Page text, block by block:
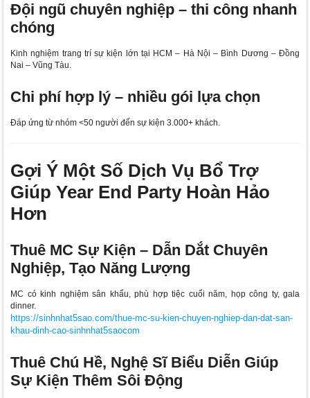
Đội ngũ chuyên nghiệp – thi công nhanh
chóng
Kinh nghiệm trang trí sự kiện lớn tại HCM – Hà Nội – Bình Dương – Đồng
Nai – Vũng Tàu.
Chi phí hợp lý – nhiều gói lựa chọn
Đáp ứng từ nhóm <50 người đến sự kiện 3.000+ khách.
Gợi Ý Một Số Dịch Vụ Bổ Trợ
Giúp Year End Party Hoàn Hảo
Hơn
Thuê MC Sự Kiện – Dẫn Dắt Chuyên
Nghiệp, Tạo Năng Lượng
MC có kinh nghiệm sân khấu, phù hợp tiệc cuối năm, họp công ty, gala
dinner.
https://sinhnhat5sao.com/thue-mc-su-kien-chuyen-nghiep-dan-dat-san-
khau-dinh-cao-sinhnhat5saocom
Thuê Chú Hề, Nghệ Sĩ Biểu Diễn Giúp
Sự Kiện Thêm Sôi Động